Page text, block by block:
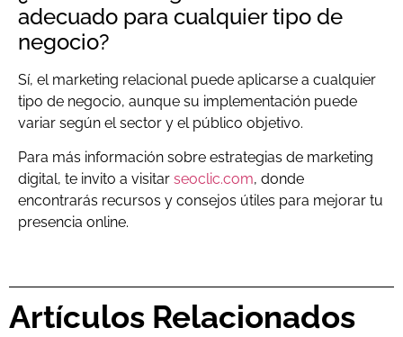
adecuado para cualquier tipo de
negocio?
Sí, el marketing relacional puede aplicarse a cualquier
tipo de negocio, aunque su implementación puede
variar según el sector y el público objetivo.
Para más información sobre estrategias de marketing
digital, te invito a visitar seoclic.com, donde
encontrarás recursos y consejos útiles para mejorar tu
presencia online.
Artículos Relacionados